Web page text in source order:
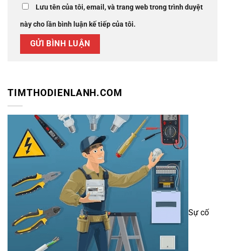
Lưu tên của tôi, email, và trang web trong trình duyệt
này cho lần bình luận kế tiếp của tôi.
TIMTHODIENLANH.COM
Sự cố